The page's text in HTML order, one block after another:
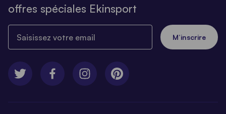
offres spéciales Ekinsport
M’inscrire